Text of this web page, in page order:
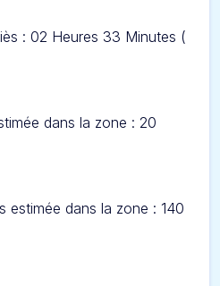
: 02 Heures 33 Minutes (
dans la zone : 20
estimée dans la zone : 140